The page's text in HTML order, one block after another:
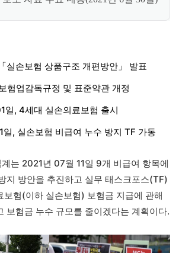
실손보험 상품구조 개편방안」 발표
험업감독규정 및 표준약관 개정
일, 4세대 실손의료보험 출시
일, 실손보험 비급여 누수 방지 TF 가동
는 2021년 07월 11일 9개 비급여 항목에
지 방안을 추진하고 실무 태스크포스(TF)
보험(이하 실손보험) 보험금 지급에 관해
보험금 누수 규모를 줄이겠다는 계획이다.